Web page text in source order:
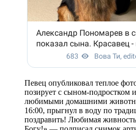
Певец опубликовал теплое
позирует с сыном-подростком
любимыми домашними
16:00, прыгнул в воду по
поздравить! Любимая